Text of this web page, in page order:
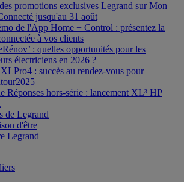
promotions exclusives Legrand sur Mon
jusqu'au 31 août
de l'App Home + Control : présentez la
à vos clients
: quelles opportunités pour les
électriciens en 2026 ?
: succès au rendez-vous pour
Réponses hors-série : lancement XL³ HP
de Legrand
d'être
Legrand